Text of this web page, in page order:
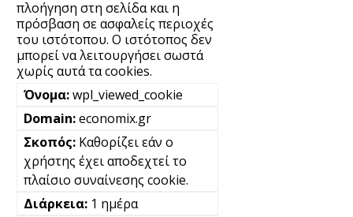
πλοήγηση στη σελίδα και η
πρόσβαση σε ασφαλείς περιοχές
του ιστότοπου. Ο ιστότοπος δεν
μπορεί να λειτουργήσει σωστά
χωρίς αυτά τα cookies.
wpl_viewed_cookie
economix.gr
Καθορίζει εάν ο
χρήστης έχει αποδεχτεί το
πλαίσιο συναίνεσης cookie.
1 ημέρα